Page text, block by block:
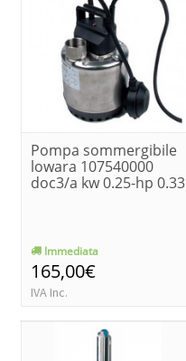
Pompa sommergibile
lowara 107540000
doc3/a kw 0.25-hp 0.33
Immediata
165,00€
IVA Inc.